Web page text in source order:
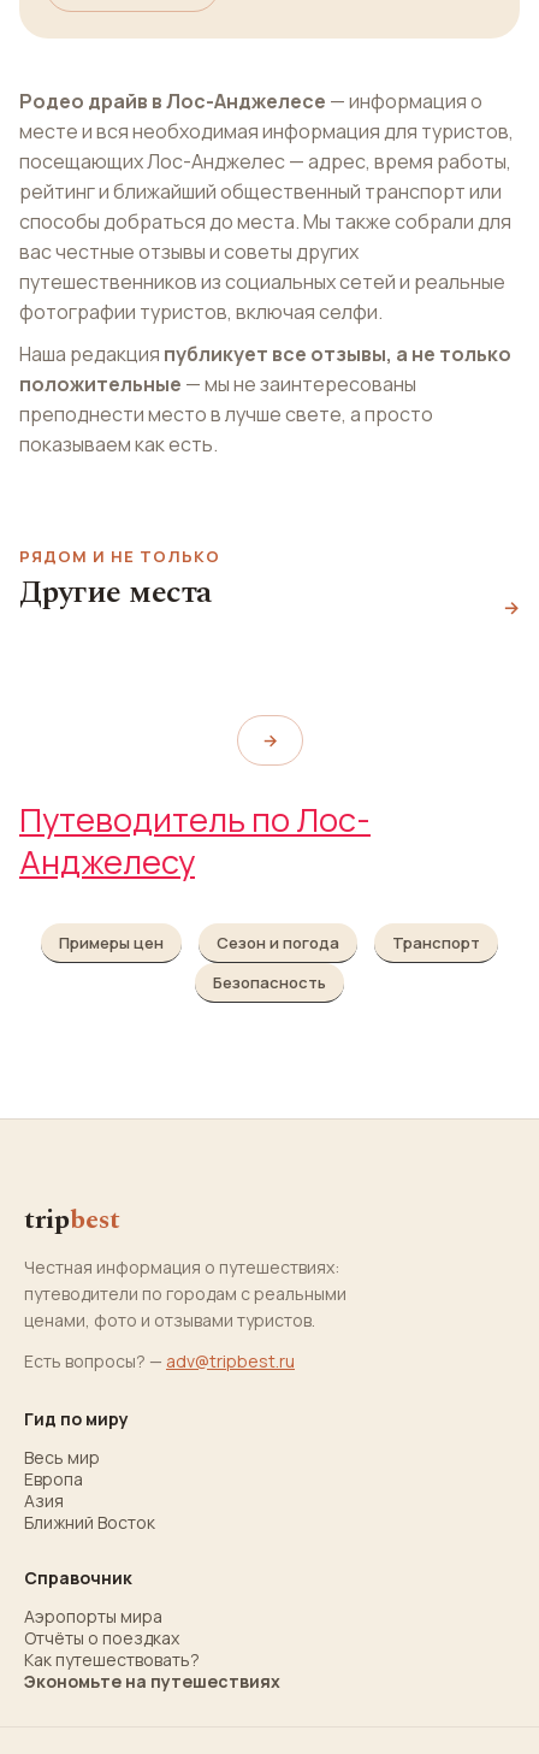
Родео драйв в Лос-Анджелесе — информация о
месте и вся необходимая информация для туристов,
посещающих Лос-Анджелес — адрес, время работы,
рейтинг и ближайший общественный транспорт или
способы добраться до места. Мы также собрали для
вас честные отзывы и советы других
путешественников из социальных сетей и реальные
фотографии туристов, включая селфи.
Наша редакция публикует все отзывы, а не только
положительные — мы не заинтересованы
преподнести место в лучше свете, а просто
показываем как есть.
РЯДОМ И НЕ ТОЛЬКО
Другие места →
Концертный зал
имени Уолта Диснея
Музей
→
Путеводитель по Лос-
Анджелесу
Примеры цен Сезон и погода
Транспорт
Безопасность
tripbest
Честная информация о путешествиях:
путеводители по городам с реальными
ценами, фото и отзывами туристов.
Есть вопросы? — adv@tripbest.ru
Гид по миру
Весь мир
Европа
Азия
Ближний Восток
Справочник
Аэропорты мира
Отчёты о поездках
Как путешествовать?
Экономьте на путешествиях